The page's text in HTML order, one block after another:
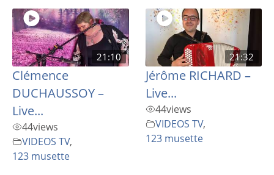
21:10
Clémence
DUCHAUSSOY –
Live...
44views
VIDEOS TV,
123 musette
21:32
Jérôme RICHARD –
Live...
44views
VIDEOS TV,
123 musette